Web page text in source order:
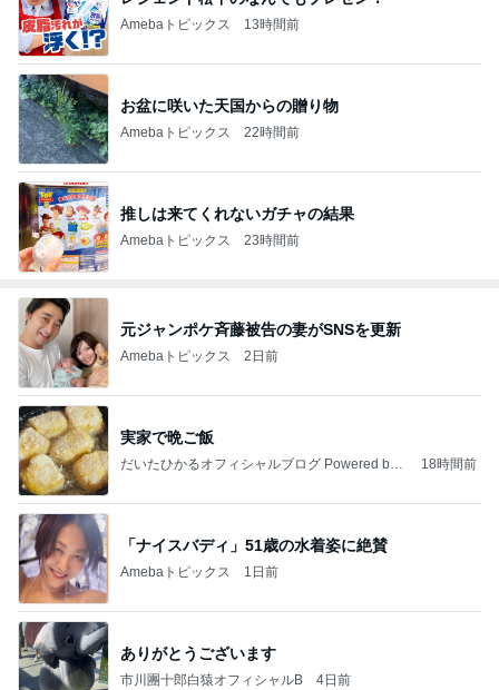
Amebaトピックス 13時間前
お盆に咲いた天国からの贈り物
Amebaトピックス 22時間前
推しは来てくれないガチャの結果
Amebaトピックス 23時間前
元ジャンポケ斉藤被告の妻がSNSを更新
Amebaトピックス 2日前
実家で晩ご飯
だいたひかるオフィシャルブログ Powered by
18時間前
「ナイスバディ」51歳の水着姿に絶賛
Amebaトピックス 1日前
ありがとうございます
市川團十郎白猿オフィシャルB 4日前